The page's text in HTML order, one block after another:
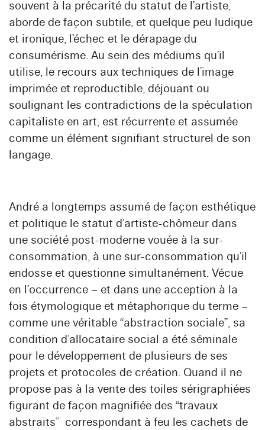
souvent à la précarité du statut de l’artiste,
aborde de façon subtile, et quelque peu ludique
et ironique, l’échec et le dérapage du
consumérisme. Au sein des médiums qu’il
utilise, le recours aux techniques de l’image
imprimée et reproductible, déjouant ou
soulignant les contradictions de la spéculation
capitaliste en art, est récurrente et assumée
comme un élément signifiant structurel de son
langage.
André a longtemps assumé de façon esthétique
et politique le statut d’artiste-chômeur dans
une société post-moderne vouée à la sur-
consommation, à une sur-consommation qu’il
endosse et questionne simultanément. Vécue
en l’occurrence – et dans une acception à la
fois étymologique et métaphorique du terme –
comme une véritable “abstraction sociale”, sa
condition d’allocataire social a été séminale
pour le développement de plusieurs de ses
projets et protocoles de création. Quand il ne
propose pas à la vente des toiles sérigraphiées
figurant de façon magnifiée des “travaux
abstraits” correspondant à feu les cachets de